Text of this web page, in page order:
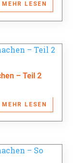
MEHR LESEN
– Teil 2
MEHR LESEN